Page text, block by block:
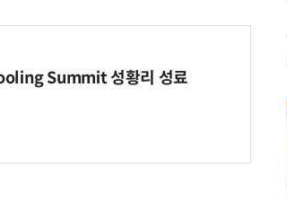
Summit 성황리 성료